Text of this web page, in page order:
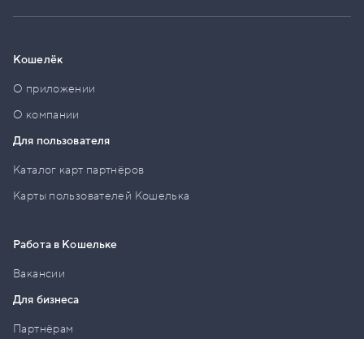
Кошелёк
О приложении
О компании
Для пользователя
Каталог карт партнёров
Карты пользователей Кошелька
Работа в Кошельке
Вакансии
Для бизнеса
Партнёрам